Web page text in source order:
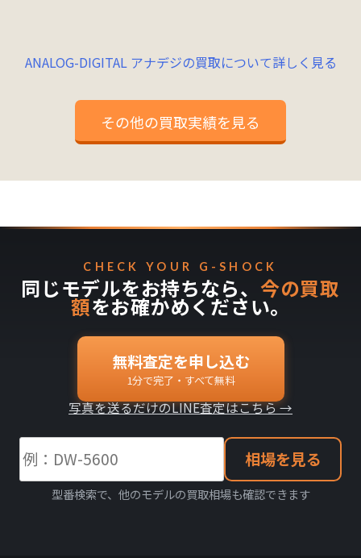
ANALOG-DIGITAL アナデジの買取について詳しく見る
その他の買取実績を見る
CHECK YOUR G-SHOCK
同じモデルをお持ちなら、 今の買取
額をお確かめください。
無料査定を申し込む
1分で完了・すべて無料
写真を送るだけのLINE査定はこちら →
相場を見る
型番検索で、他のモデルの買取相場も確認できます